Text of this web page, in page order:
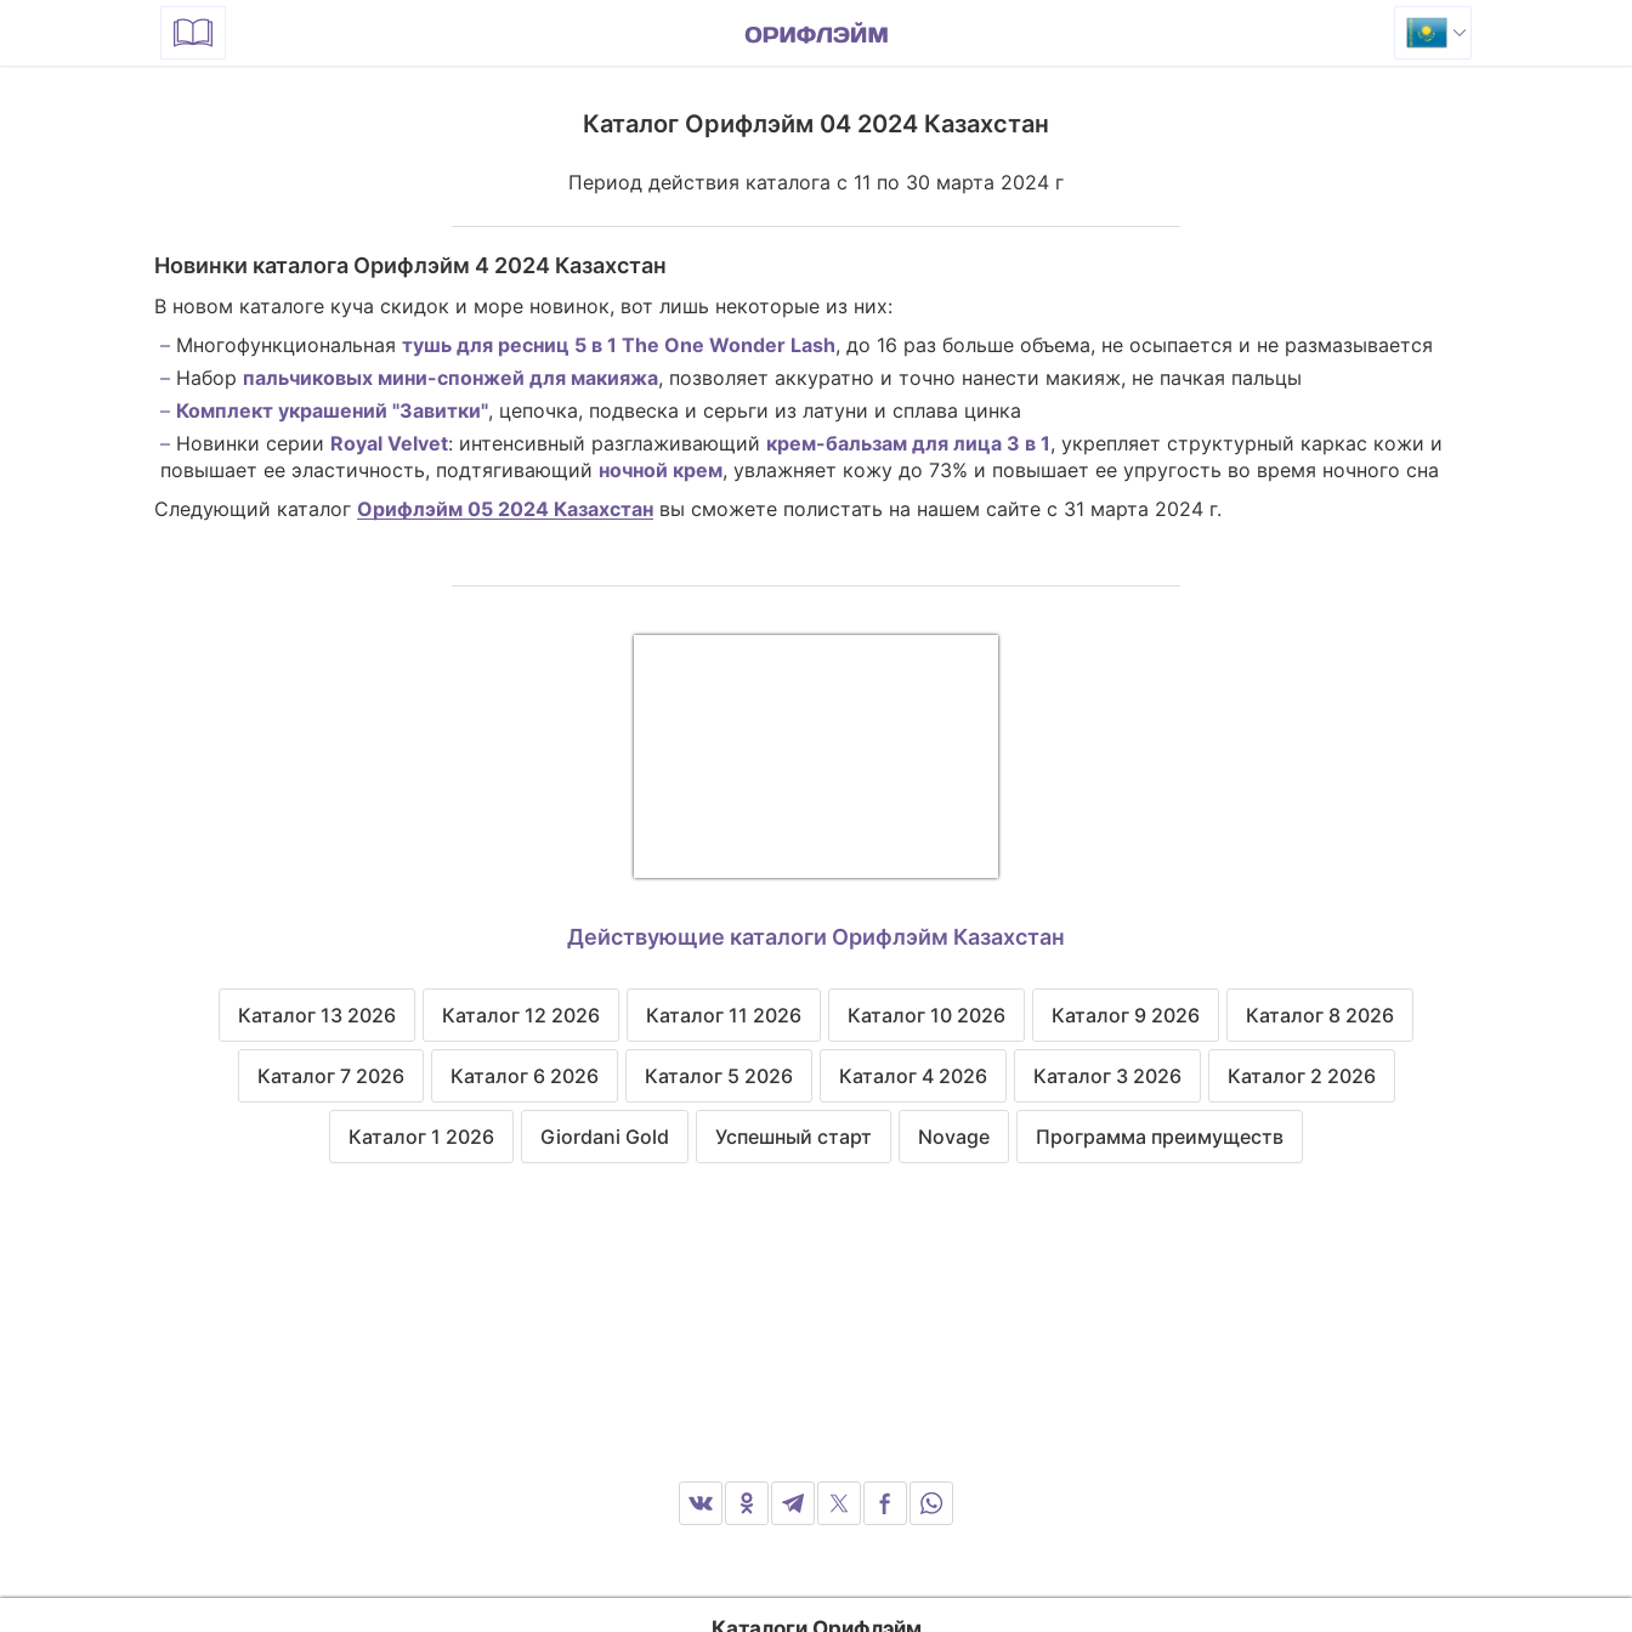
Каталог Орифлэйм 04 2024 Казахстан
Период действия каталога с 11 по 30 марта 2024 г
Новинки каталога Орифлэйм 4 2024 Казахстан
В новом каталоге куча скидок и море новинок, вот лишь некоторые из них:
Многофункциональная тушь для ресниц 5 в 1 The One Wonder Lash, до 16 раз больше объема, не осыпается и не размазывается
Набор пальчиковых мини-спонжей для макияжа, позволяет аккуратно и точно нанести макияж, не пачкая пальцы
Комплект украшений "Завитки", цепочка, подвеска и серьги из латуни и сплава цинка
Новинки серии Royal Velvet: интенсивный разглаживающий крем-бальзам для лица 3 в 1, укрепляет структурный каркас кожи и
повышает ее эластичность, подтягивающий ночной крем, увлажняет кожу до 73% и повышает ее упругость во время ночного сна
Следующий каталог Орифлэйм 05 2024 Казахстан вы сможете полистать на нашем сайте с 31 марта 2024 г.
Действующие каталоги Орифлэйм Казахстан
Каталог 13 2026 Каталог 12 2026 Каталог 11 2026 Каталог 10 2026 Каталог 9 2026 Каталог 8 2026
Каталог 7 2026 Каталог 6 2026 Каталог 5 2026 Каталог 4 2026 Каталог 3 2026 Каталог 2 2026
Каталог 1 2026 Giordani Gold Успешный старт Novage Программа преимуществ